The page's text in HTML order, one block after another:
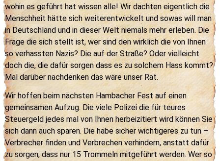
wohin es geführt hat wissen alle! Wir dachten eigentlich die
Menschheit hätte sich weiterentwickelt und sowas will man
in Deutschland und in dieser Welt niemals mehr erleben. Die
Frage die sich stellt ist, wer sind den wirklich die von Ihnen
so verhassten Nazis? Die auf der Straße? Oder vielleicht
doch die, die dafür sorgen dass es zu solchem Hass kommt?
Mal darüber nachdenken das wäre unser Rat.
Wir hoffen beim nächsten Hambacher Fest auf einen
gemeinsamen Aufzug. Die viele Polizei die für teures
Steuergeld jedes mal von Ihnen herbeizitiert wird können Sie
sich dann auch sparen. Die habe sicher wichtigeres zu tun –
Verbrecher finden und Verbrechen verhindern, anstatt dafür
zu sorgen, dass nur 15 Trommeln mitgeführt werden. Wer so